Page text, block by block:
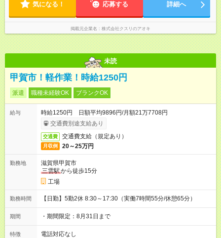
7.8時間ほど（2025年実績） ＜店舗の基本営業時間＞ 9時～22
時 ※勤務時間は店舗により異なります。 ＜シフト例＞ 早番：8
時00分～17時00分 中番：11時～20時 遅番：13時～22時
気になる！ 応募する 詳細へ
掲載元企業名 株式会社クスリのアオキ
未読
甲賀市！軽作業！時給1250円
派遣 職種未経験OK ブランクOK
給与
時給1250円 日額平均9896円/月額21万7708円
交通費別途支給あり
交通費 交通費支給（規定あり）
月収例 20～25万円
勤務地
滋賀県甲賀市
三雲駅から徒歩15分
工場
勤務時間 【日勤】5勤2休 8:30～17:30（実働7時間55分/休憩65分）
期間 ・期間限定：8月31日まで
特徴 電話対応なし